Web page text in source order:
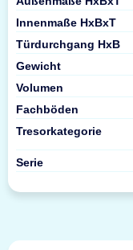
Innenmaße HxBxT
Türdurchgang HxB
Gewicht
Volumen
Fachböden
Tresorkategorie
Serie